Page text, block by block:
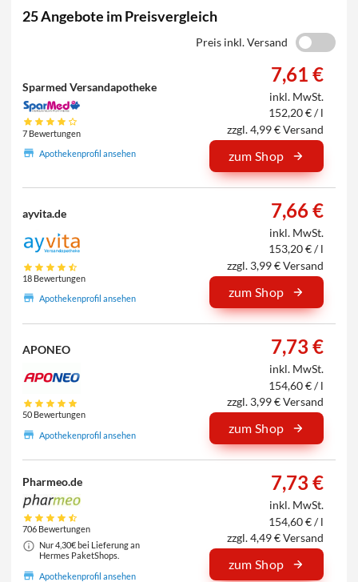
25 Angebote im Preisvergleich
Preis inkl. Versand
Sparmed Versandapotheke
7 Bewertungen
Apothekenprofil ansehen
7,61 €
inkl. MwSt.
152,20 € / l
zzgl. 4,99 € Versand
zum Shop
ayvita.de
18 Bewertungen
Apothekenprofil ansehen
7,66 €
inkl. MwSt.
153,20 € / l
zzgl. 3,99 € Versand
zum Shop
APONEO
50 Bewertungen
Apothekenprofil ansehen
7,73 €
inkl. MwSt.
154,60 € / l
zzgl. 3,99 € Versand
zum Shop
Pharmeo.de
706 Bewertungen
Nur 4,30€ bei Lieferung an
Hermes PaketShops.
Apothekenprofil ansehen
7,73 €
inkl. MwSt.
154,60 € / l
zzgl. 4,49 € Versand
zum Shop